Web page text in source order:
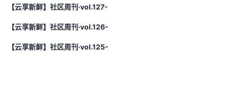
【云享新鲜】社区周刊·vol.127-
【云享新鲜】社区周刊·vol.126-
【云享新鲜】社区周刊·vol.125-